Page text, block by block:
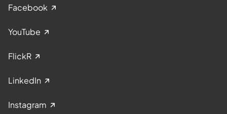
Facebook
YouTube
FlickR
LinkedIn
Instagram